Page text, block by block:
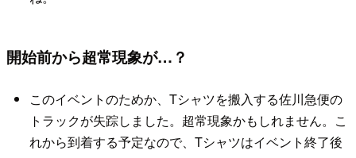
開始前から超常現象が…？
このイベントのためか、Tシャツを搬入する佐川急便の
トラックが失踪しました。超常現象かもしれません。こ
れから到着する予定なので、Tシャツはイベント終了後